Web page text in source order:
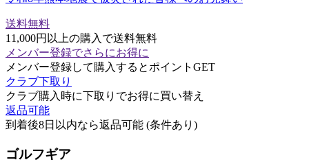
送料無料
11,000円以上の購入で送料無料
メンバー登録でさらにお得に
メンバー登録して購入するとポイントGET
クラブ下取り
クラブ購入時に下取りでお得に買い替え
返品可能
到着後8日以内なら返品可能 (条件あり)
ゴルフギア